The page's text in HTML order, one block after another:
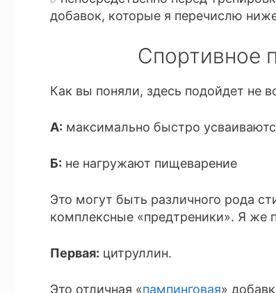
добавок, которые я перечислю
Спортивное
Как вы поняли, здесь подойдет не
А: максимально быстро
Б: не нагружают пищеварение
Это могут быть различного рода
комплексные «предтреники». Я же
Первая: цитруллин.
Это отличная «пампинговая»